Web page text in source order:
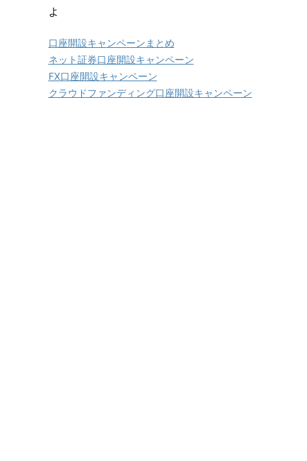
よ
口座開設キャンペーンまとめ
ネット証券口座開設キャンペーン
FX口座開設キャンペーン
クラウドファンディング口座開設キャンペーン